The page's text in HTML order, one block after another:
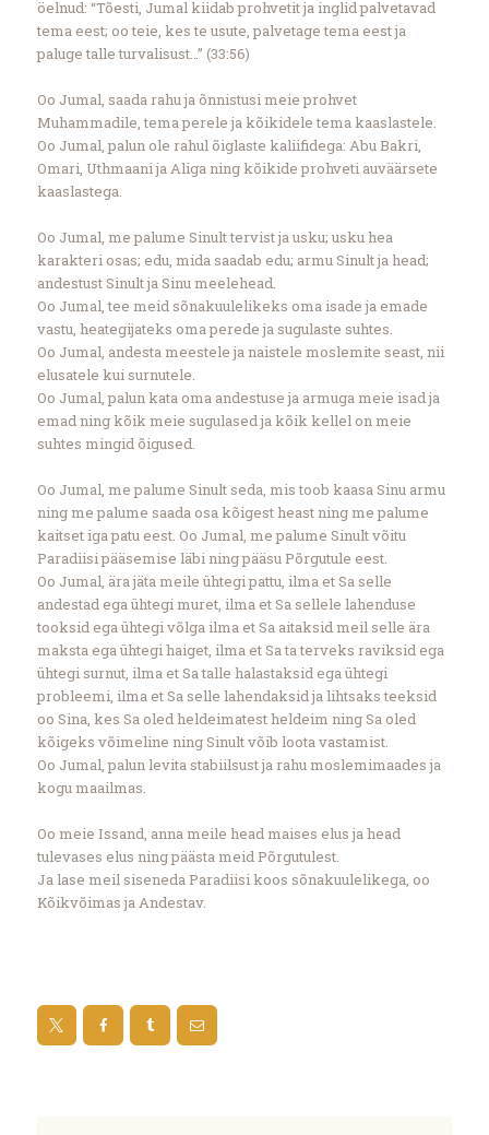
öelnud: “Tõesti, Jumal kiidab prohvetit ja inglid palvetavad
tema eest; oo teie, kes te usute, palvetage tema eest ja
paluge talle turvalisust…” (33:56)
Oo Jumal, saada rahu ja õnnistusi meie prohvet
Muhammadile, tema perele ja kõikidele tema kaaslastele.
Oo Jumal, palun ole rahul õiglaste kaliifidega: Abu Bakri,
Omari, Uthmaani ja Aliga ning kõikide prohveti auväärsete
kaaslastega.
Oo Jumal, me palume Sinult tervist ja usku; usku hea
karakteri osas; edu, mida saadab edu; armu Sinult ja head;
andestust Sinult ja Sinu meelehead.
Oo Jumal, tee meid sõnakuulelikeks oma isade ja emade
vastu, heategijateks oma perede ja sugulaste suhtes.
Oo Jumal, andesta meestele ja naistele moslemite seast, nii
elusatele kui surnutele.
Oo Jumal, palun kata oma andestuse ja armuga meie isad ja
emad ning kõik meie sugulased ja kõik kellel on meie
suhtes mingid õigused.
Oo Jumal, me palume Sinult seda, mis toob kaasa Sinu armu
ning me palume saada osa kõigest heast ning me palume
kaitset iga patu eest. Oo Jumal, me palume Sinult võitu
Paradiisi pääsemise läbi ning pääsu Põrgutule eest.
Oo Jumal, ära jäta meile ühtegi pattu, ilma et Sa selle
andestad ega ühtegi muret, ilma et Sa sellele lahenduse
tooksid ega ühtegi võlga ilma et Sa aitaksid meil selle ära
maksta ega ühtegi haiget, ilma et Sa ta terveks raviksid ega
ühtegi surnut, ilma et Sa talle halastaksid ega ühtegi
probleemi, ilma et Sa selle lahendaksid ja lihtsaks teeksid
oo Sina, kes Sa oled heldeimatest heldeim ning Sa oled
kõigeks võimeline ning Sinult võib loota vastamist.
Oo Jumal, palun levita stabiilsust ja rahu moslemimaades ja
kogu maailmas.
Oo meie Issand, anna meile head maises elus ja head
tulevases elus ning päästa meid Põrgutulest.
Ja lase meil siseneda Paradiisi koos sõnakuulelikega, oo
Kõikvõimas ja Andestav.